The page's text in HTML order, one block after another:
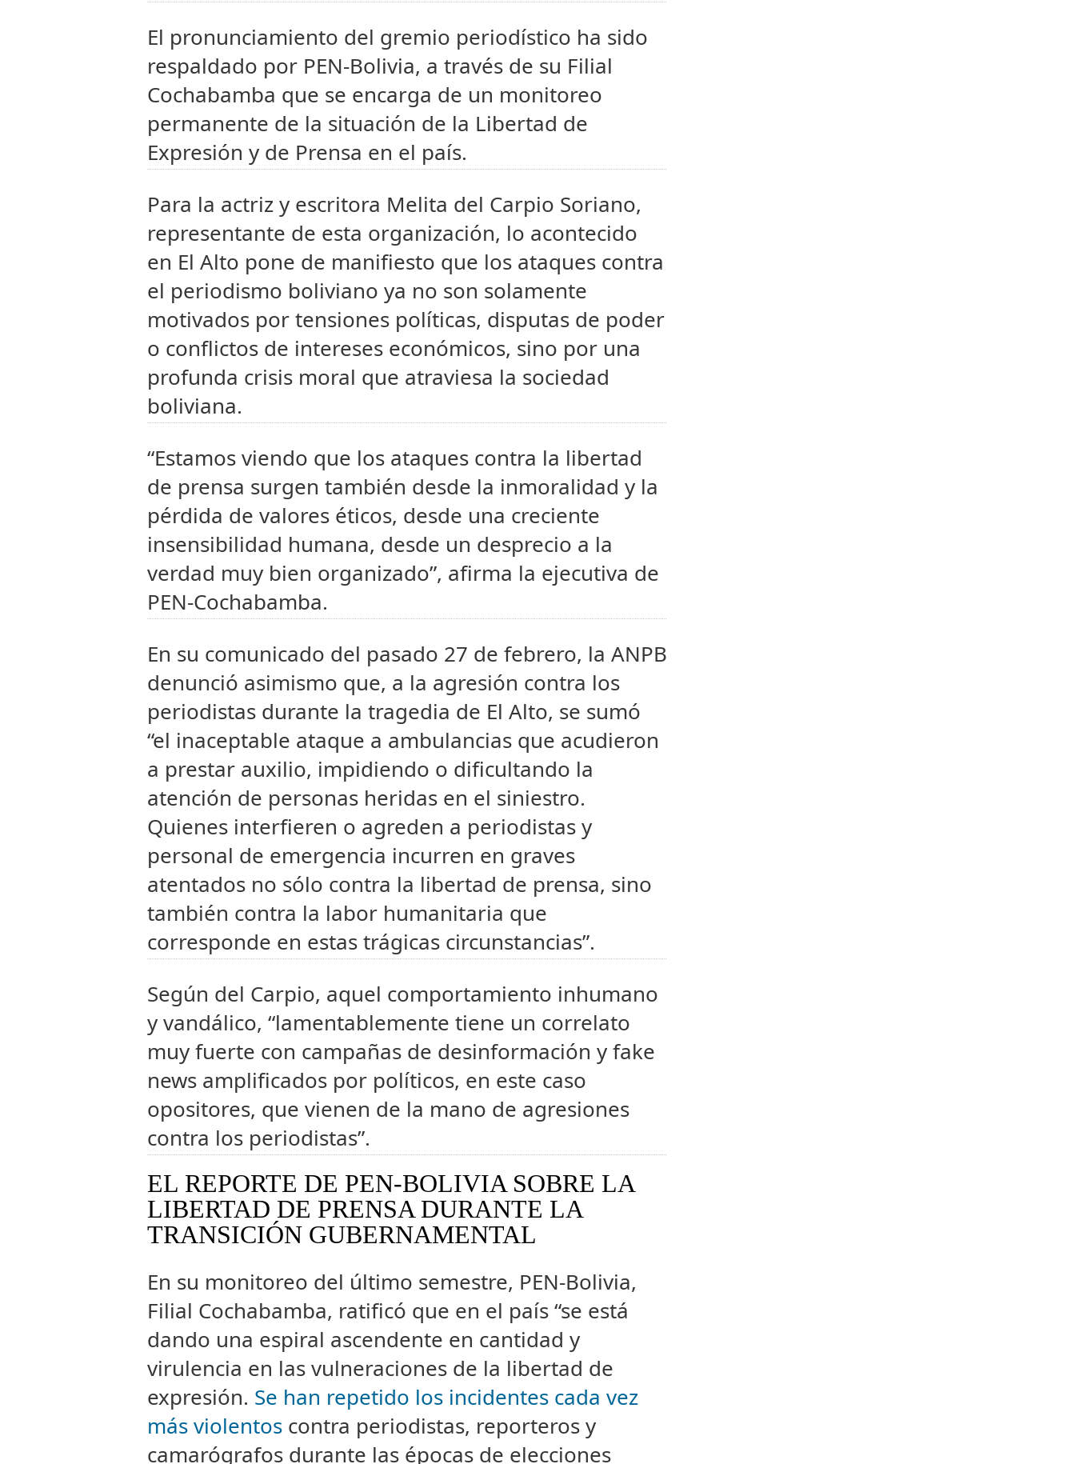
El pronunciamiento del gremio periodístico ha sido
respaldado por PEN-Bolivia, a través de su Filial
Cochabamba que se encarga de un monitoreo
permanente de la situación de la Libertad de
Expresión y de Prensa en el país.
Para la actriz y escritora Melita del Carpio Soriano,
representante de esta organización, lo acontecido
en El Alto pone de manifiesto que los ataques contra
el periodismo boliviano ya no son solamente
motivados por tensiones políticas, disputas de poder
o conflictos de intereses económicos, sino por una
profunda crisis moral que atraviesa la sociedad
boliviana.
“Estamos viendo que los ataques contra la libertad
de prensa surgen también desde la inmoralidad y la
pérdida de valores éticos, desde una creciente
insensibilidad humana, desde un desprecio a la
verdad muy bien organizado”, afirma la ejecutiva de
PEN-Cochabamba.
En su comunicado del pasado 27 de febrero, la ANPB
denunció asimismo que, a la agresión contra los
periodistas durante la tragedia de El Alto, se sumó
“el inaceptable ataque a ambulancias que acudieron
a prestar auxilio, impidiendo o dificultando la
atención de personas heridas en el siniestro.
Quienes interfieren o agreden a periodistas y
personal de emergencia incurren en graves
atentados no sólo contra la libertad de prensa, sino
también contra la labor humanitaria que
corresponde en estas trágicas circunstancias”.
Según del Carpio, aquel comportamiento inhumano
y vandálico, “lamentablemente tiene un correlato
muy fuerte con campañas de desinformación y fake
news amplificados por políticos, en este caso
opositores, que vienen de la mano de agresiones
contra los periodistas”.
EL REPORTE DE PEN-BOLIVIA SOBRE LA
LIBERTAD DE PRENSA DURANTE LA
TRANSICIÓN GUBERNAMENTAL
En su monitoreo del último semestre, PEN-Bolivia,
Filial Cochabamba, ratificó que en el país “se está
dando una espiral ascendente en cantidad y
virulencia en las vulneraciones de la libertad de
expresión. Se han repetido los incidentes cada vez
más violentos contra periodistas, reporteros y
camarógrafos durante las épocas de elecciones